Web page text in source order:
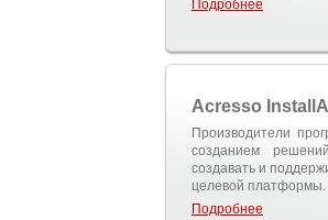
Подробнее
Acresso
Производители
созданием
создавать и
целевой платформы.
Подробнее